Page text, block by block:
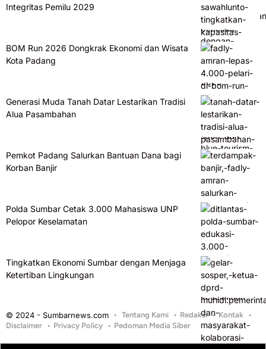
Integritas Pemilu 2029
BOM Run 2026 Dongkrak Ekonomi dan Wisata
Kota Padang
Generasi Muda Tanah Datar Lestarikan Tradisi
Alua Pasambahan
Pemkot Padang Salurkan Bantuan Dana bagi
Korban Banjir
Polda Sumbar Cetak 3.000 Mahasiswa UNP
Pelopor Keselamatan
Tingkatkan Ekonomi Sumbar dengan Menjaga
Ketertiban Lingkungan
© 2024 - Sumbarnews.com Tentang Kami Redaksi
Kontak
Disclaimer
Privacy Policy Pedoman Media Siber